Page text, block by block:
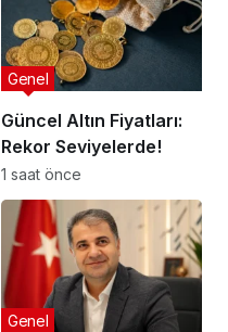
Güncel Altın Fiyatları:
Rekor Seviyelerde!
Genel
1 saat önce
Genel